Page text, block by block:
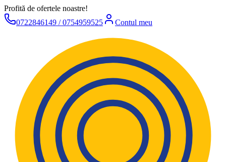
Profită de ofertele noastre!
0722846149 / 0754959525
Contul meu